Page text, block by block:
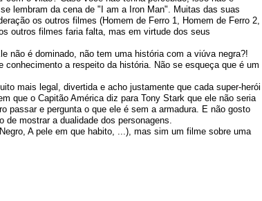
lembram da cena de "I am a Iron Man". Muitas das suas
os outros filmes (Homem de Ferro 1, Homem de Ferro 2,
outros filmes faria falta, mas em virtude dos seus
não é dominado, não tem uma história com a viúva negra?!
a respeito da história. Não se esqueça que é um
mais legal, divertida e acho justamente que cada super-herói
que o Capitão América diz para Tony Stark que ele não seria
passar e pergunta o que ele é sem a armadura. E não gosto
mostrar a dualidade dos personagens.
A pele em que habito, ...), mas sim um filme sobre uma